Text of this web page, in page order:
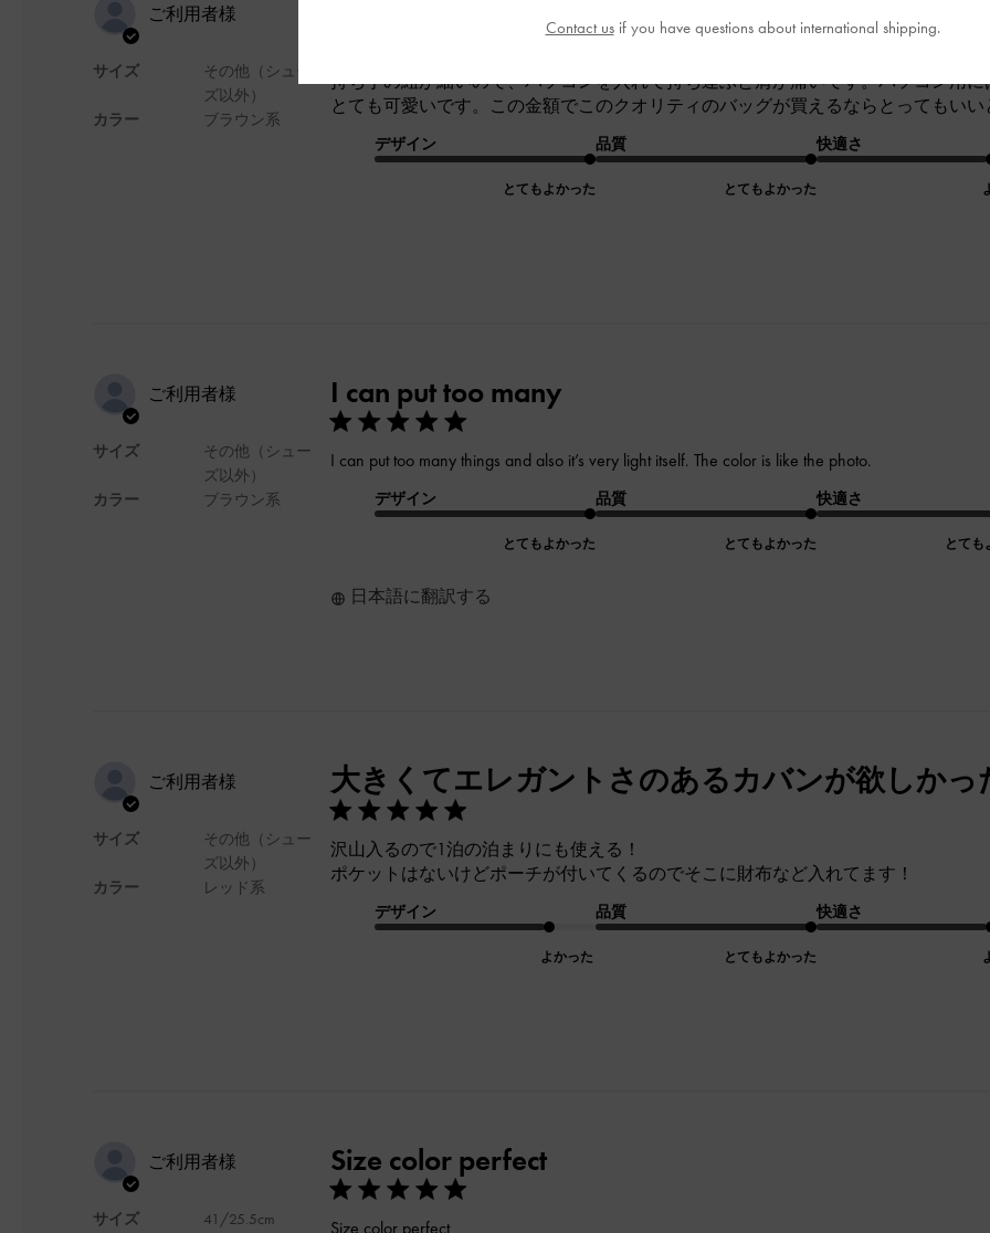
ご利用者様
サイズ
カラー
その他（シュー
ズ以外）
ブラウン系
持ち手の紐が細いので、パソコンを入れて持ち運ぶと肩が痛いです。パソコン用
とても可愛いです。この金額でこのクオリティのバッグが買えるならとってもい
デザイン
とてもよかった
品質
とてもよかった
快適さ
ご利用者様
サイズ
カラー
その他（シュー
ズ以外）
ブラウン系
I can put too many
I can put too many things and also it’s very light itself. The color is like the photo.
デザイン
とてもよかった
品質
とてもよかった
快適さ
とても
日本語に翻訳する
ご利用者様
サイズ
カラー
その他（シュー
ズ以外）
レッド系
大きくてエレガントさのあるカバンが欲しかっ
沢山入るので1泊の泊まりにも使える！
ポケットはないけどポーチが付いてくるのでそこに財布など入れてます！
デザイン
よかった
品質
とてもよかった
快適さ
ご利用者様
サイズ
41/25.5cm
Size color perfect
Size color perfect
Contact usif you have questions about international shipping.